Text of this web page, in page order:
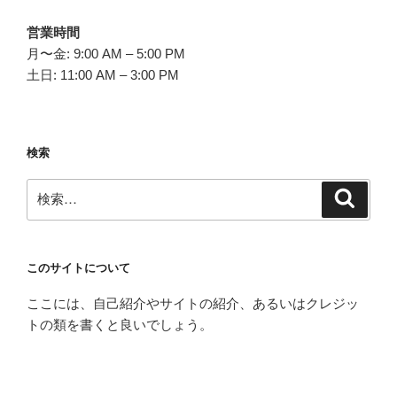
営業時間
月〜金: 9:00 AM – 5:00 PM
土日: 11:00 AM – 3:00 PM
検索
検
索:
このサイトについて
ここには、自己紹介やサイトの紹介、あるいはクレジッ
トの類を書くと良いでしょう。